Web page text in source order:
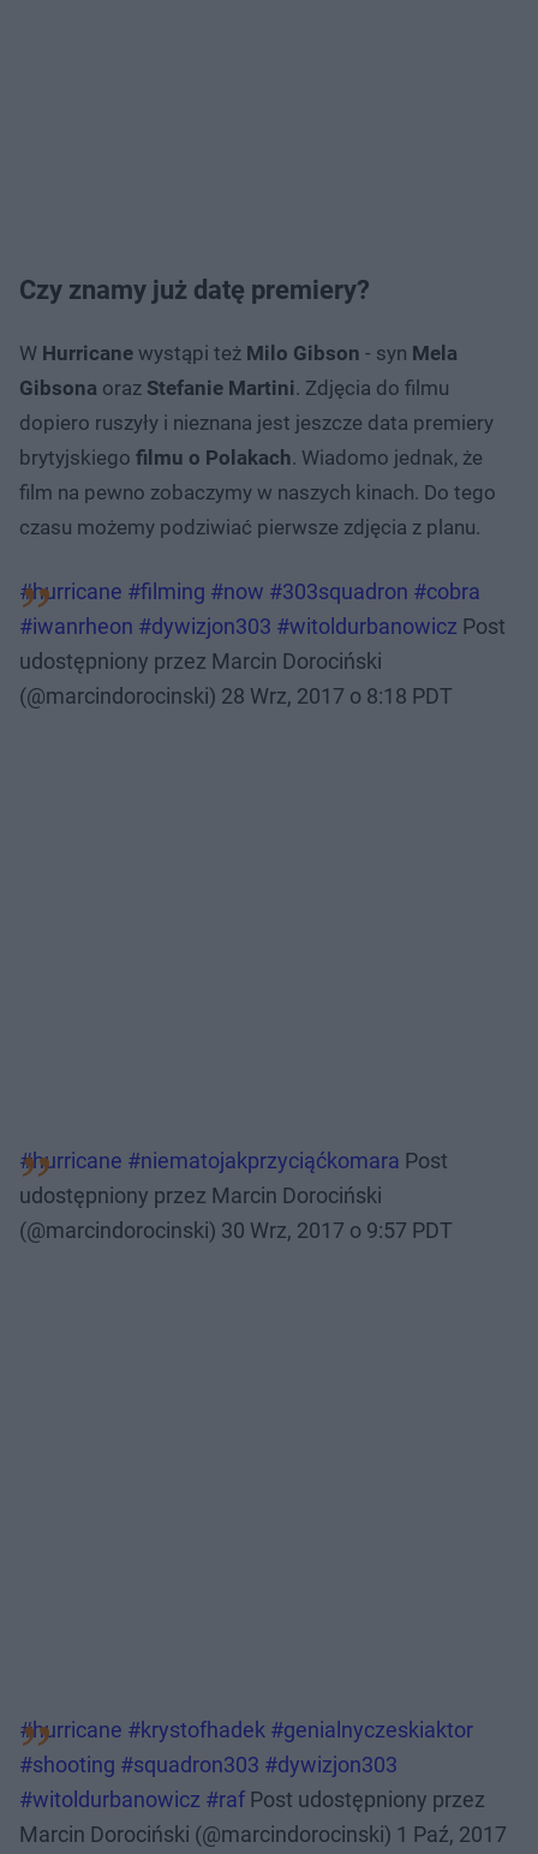
Czy znamy już datę premiery?
W Hurricane wystąpi też Milo Gibson - syn Mela
Gibsona oraz Stefanie Martini. Zdjęcia do filmu
dopiero ruszyły i nieznana jest jeszcze data premiery
brytyjskiego filmu o Polakach. Wiadomo jednak, że
film na pewno zobaczymy w naszych kinach. Do tego
czasu możemy podziwiać pierwsze zdjęcia z planu.
#hurricane #filming #now #303squadron #cobra
#iwanrheon #dywizjon303 #witoldurbanowicz Post
udostępniony przez Marcin Dorociński
(@marcindorocinski) 28 Wrz, 2017 o 8:18 PDT
#hurricane #niematojakprzyciąćkomara Post
udostępniony przez Marcin Dorociński
(@marcindorocinski) 30 Wrz, 2017 o 9:57 PDT
#hurricane #krystofhadek #genialnyczeskiaktor
#shooting #squadron303 #dywizjon303
#witoldurbanowicz #raf Post udostępniony przez
Marcin Dorociński (@marcindorocinski) 1 Paź, 2017